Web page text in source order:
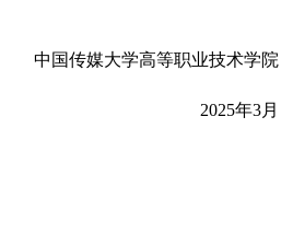
中国传媒大学高等职业技术学院
2025年3月